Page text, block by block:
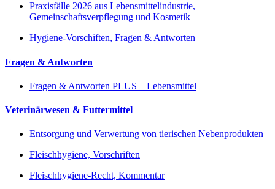
Praxisfälle 2026 aus Lebensmittelindustrie,
Gemeinschaftsverpflegung und Kosmetik
Hygiene-Vorschiften, Fragen & Antworten
Fragen & Antworten
Fragen & Antworten PLUS – Lebensmittel
Veterinärwesen & Futtermittel
Entsorgung und Verwertung von tierischen Nebenprodukten
Fleischhygiene, Vorschriften
Fleischhygiene-Recht, Kommentar